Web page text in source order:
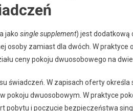
jako single supplement) jest dodatkową
osoby zamiast dla dwóch. W praktyce
ceny pokoju dwuosobowego na
świadczeń. W zapisach oferty określa
pokoju dwuosobowym. W praktyce
pobytu i poczucie bezpieczeństwa